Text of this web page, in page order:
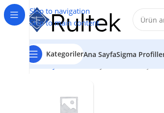
Skip to navigation
Skip to main content
KategorilerAna SayfaSigma
Ana Sayfa/45x45 2 yönlü kare köşe